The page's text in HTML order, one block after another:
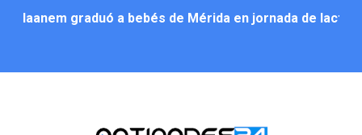
Iahula pone en marcha protocolo de triaje psicosocial
CorpoMérida continúa con ciclos de formación